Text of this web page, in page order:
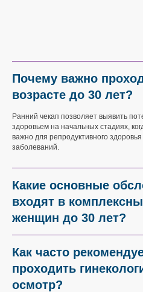
Почему важно
возрасте до 30 лет?
Ранний чекап позволяет выявить
здоровьем на начальных стадиях,
важно для репродуктивного
заболеваний.
Какие основные
входят в
женщин до 30 лет?
Как часто
проходить
осмотр?